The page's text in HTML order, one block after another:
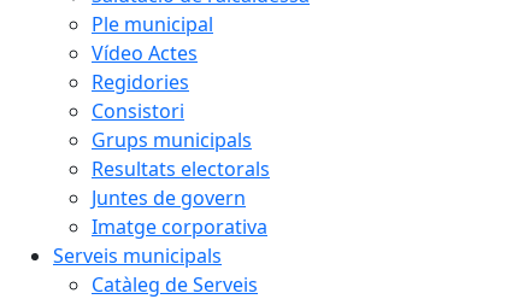
Ple municipal
Vídeo Actes
Regidories
Consistori
Grups municipals
Resultats electorals
Juntes de govern
Imatge corporativa
Serveis municipals
Catàleg de Serveis